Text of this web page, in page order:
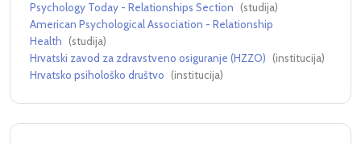
Psychology Today - Relationships Section (studija)
American Psychological Association - Relationship
Health (studija)
Hrvatski zavod za zdravstveno osiguranje (HZZO) (institucija)
Hrvatsko psihološko društvo (institucija)